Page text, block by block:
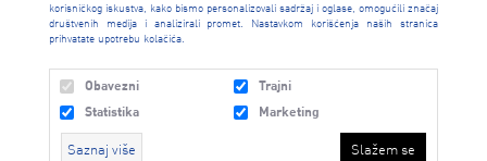
korisničkog iskustva, kako bismo personalizovali sadržaj i oglase, omogućili značaj
društvenih medija i analizirali promet. Nastavkom korišćenja naših stranica
prihvatate upotrebu kolačića.
Obavezni
Trajni
Statistika
Marketing
Saznaj više Slažem se